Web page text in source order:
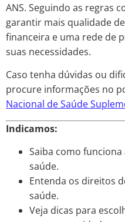
ANS. Seguindo as regras
garantir mais qualidade
financeira e uma rede de
suas necessidades.
Caso tenha dúvidas ou
procure informações no
Nacional de Saúde
Indicamos:
Saiba como
saúde.
Entenda os direitos
saúde.
Veja dicas para